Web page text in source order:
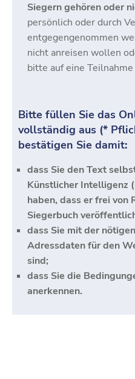
Siegern gehören oder
persönlich oder durch
entgegengenommen
nicht anreisen wollen
bitte auf eine
Bitte füllen Sie das
vollständig aus (*
bestätigen Sie damit:
dass Sie den Text
Künstlicher Intelligenz
haben, dass er frei von
Siegerbuch
dass Sie mit der
Adressdaten für den
sind;
dass Sie die
anerkennen.